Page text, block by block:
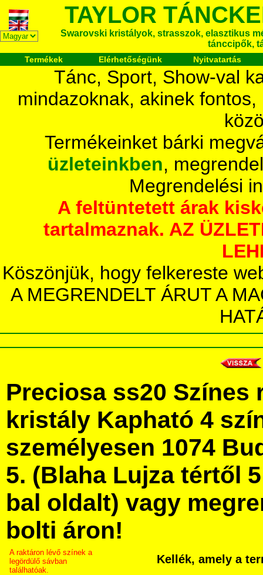
TAYLOR
Swarovski kristályok, strasszok, elasztikus
tánccipők,
Termékek Elérhetőségünk Nyitvatartás
Tánc, Sport, Show-val
mindazoknak, akinek
Termékeinket bárki
üzleteinkben,
Megrendelési
A feltüntetett árak
tartalmaznak. AZ
Köszönjük, hogy felkereste
A MEGRENDELT ÁRUT A
Preciosa ss20 Színes
kristály Kapható 4
személyesen 1074
5. (Blaha Lujza tértől
bal oldalt) vagy
bolti áron!
A raktáron lévő színek a
legördülő sávban
találhatóak.
Kellék, amely a